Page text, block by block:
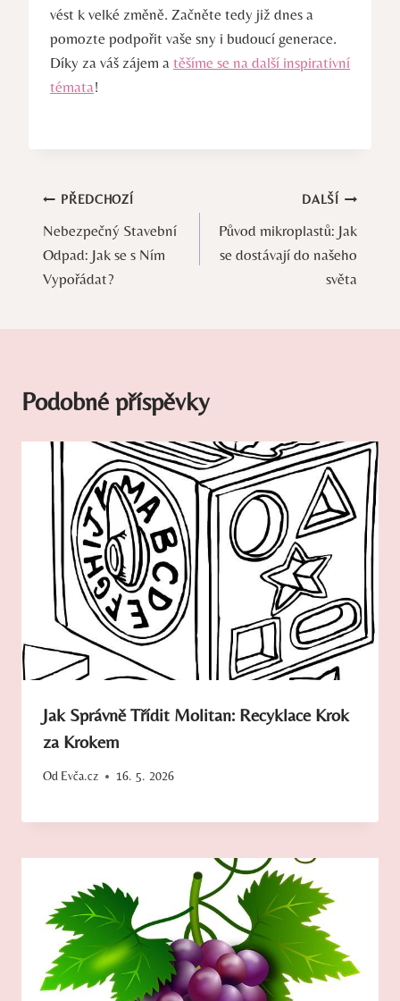
vést k velké změně. Začněte tedy již dnes a
pomozte podpořit vaše sny i budoucí generace.
Díky za váš zájem a těšíme se na další inspirativní
témata!
Navigace
pro
příspěvek
PŘEDCHOZÍ
Nebezpečný Stavební
Odpad: Jak se s Ním
Vypořádat?
DALŠÍ
Původ mikroplastů: Jak
se dostávají do našeho
světa
Podobné příspěvky
Jak Správně Třídit Molitan: Recyklace Krok
za Krokem
Od Evča.cz 16. 5. 2026